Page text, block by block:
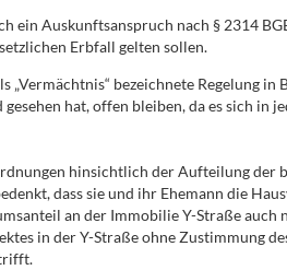
ein Auskunftsanspruch nach § 2314
Erbfall gelten sollen.
bezeichnete Regelung
hat, offen bleiben, da es sich in
hinsichtlich der Aufteilung
dass sie und ihr Ehemann die
an der Immobilie Y-Straße
in der Y-Straße ohne Zustimmung